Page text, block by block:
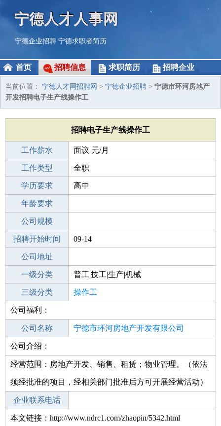
宁德人才人事网
宁德企业招聘 宁德求职者简历
首页 招聘信息 求职简历 招聘企业
当前位置： 宁德人才网招聘网 > 宁德企业招聘 > 宁德市环河房地产
开发招聘电子生产线操作工
招聘电子生产线操作工
工作薪水 面议 元/月
招聘人数 若干
工作类型 全职
性别要求 -
学历要求 高中
工作经验
年龄要求
工作地点
公司规模
公司电话
招聘开始时间 09-14
招聘结束时间
公司地址
一级分类 普工|技工|生产|机械
二级分类 普工/技工
三级分类 操作工
其他行业
公司福利：
公司名称 宁德市环河房地产开发有限公司
公司类型
公司介绍：
经营范围：房地产开发、销售、租赁；物业管理。（依法
须经批准的项目，经相关部门批准后方可开展经营活动）
企业联系电话
本文链接：http://www.ndrc1.com/zhaopin/5342.html